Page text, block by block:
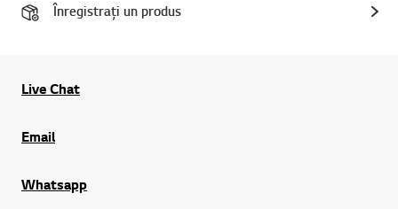
Înregistrați un produs
Live Chat
Email
Whatsapp